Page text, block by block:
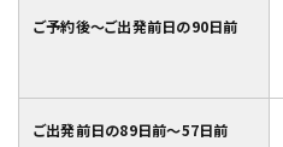
ご予約後～ご出発前日の90日前
ご出発前日の89日前～57日前